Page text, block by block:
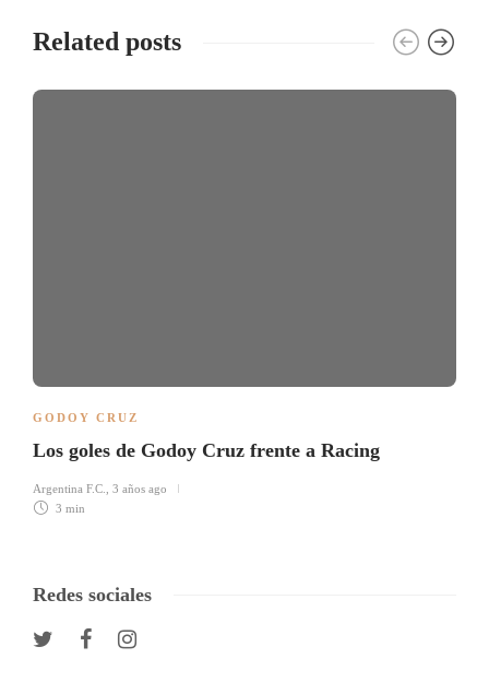
Related posts
GODOY CRUZ
Los goles de Godoy Cruz frente a Racing
Argentina F.C.
3 años ago
3 min
Redes sociales